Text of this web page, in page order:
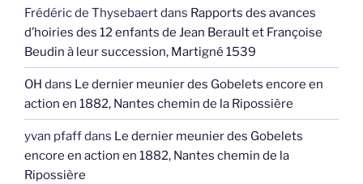
Frédéric de Thysebaertdans Rapports des avances
d’hoiries des 12 enfants de Jean Berault et Françoise
Beudin à leur succession, Martigné 1539
OH dans Le dernier meunier des Gobelets encore en
action en 1882, Nantes chemin de la Ripossière
yvan pfaffdans Le dernier meunier des Gobelets
encore en action en 1882, Nantes chemin de la
Ripossière